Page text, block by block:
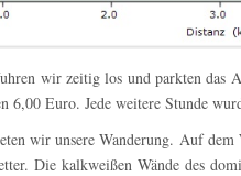
wir zeitig los und parkten das
6,00 Euro. Jede weitere Stunde
wir unsere Wanderung. Auf
Die kalkweißen Wände des